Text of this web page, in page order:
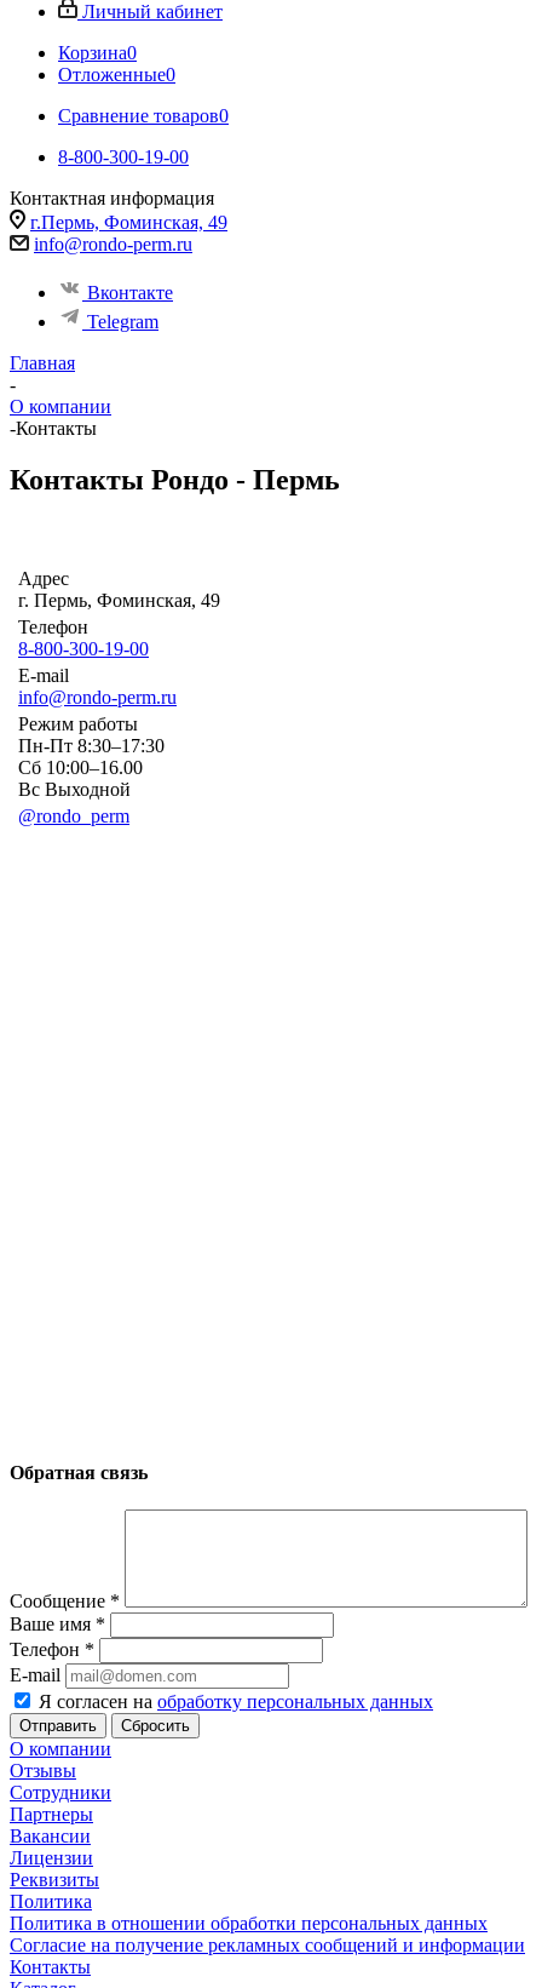
Личный кабинет
Корзина0
Отложенные0
Сравнение товаров0
8-800-300-19-00
Контактная информация
г.Пермь, Фоминская, 49
info@rondo-perm.ru
Вконтакте
Telegram
Главная
-
О компании
-Контакты
Контакты Рондо - Пермь
Адрес
г. Пермь, Фоминская, 49
Телефон
8-800-300-19-00
E-mail
info@rondo-perm.ru
Режим работы
Пн-Пт 8:30–17:30
Сб 10:00–16.00
Вс Выходной
@rondo_perm
Обратная связь
Сообщение *
Ваше имя *
Телефон *
E-mail
Я согласен на обработку персональных данных
Сбросить
О компании
Отзывы
Сотрудники
Партнеры
Вакансии
Лицензии
Реквизиты
Политика
Политика в отношении обработки персональных данных
Согласие на получение рекламных сообщений и информации
Контакты